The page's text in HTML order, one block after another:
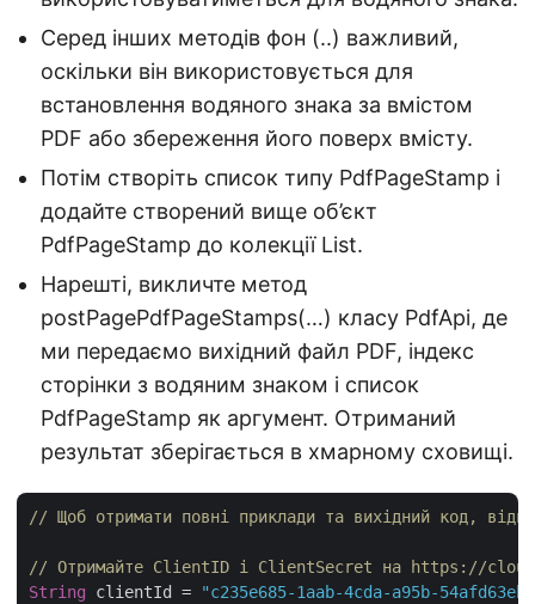
Серед інших методів фон (..) важливий,
оскільки він використовується для
встановлення водяного знака за вмістом
PDF або збереження його поверх вмісту.
Потім створіть список типу PdfPageStamp і
додайте створений вище об’єкт
PdfPageStamp до колекції List.
Нарешті, викличте метод
postPagePdfPageStamps(…) класу PdfApi, де
ми передаємо вихідний файл PDF, індекс
сторінки з водяним знаком і список
PdfPageStamp як аргумент. Отриманий
результат зберігається в хмарному сховищі.
// Щоб отримати повні приклади та вихідний код,
// Отримайте ClientID і ClientSecret на https://
String clientId =
"c235e685-1aab-4cda-a95b-